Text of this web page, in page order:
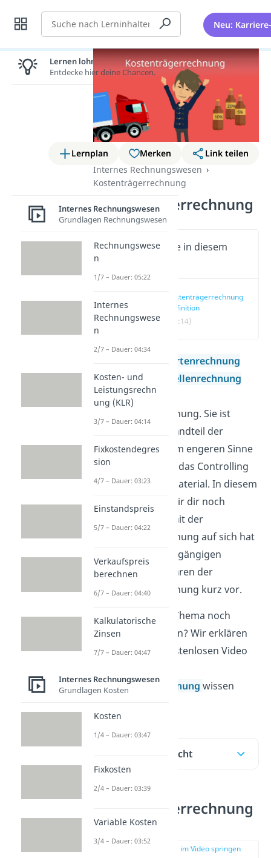
Suche Neu:
Lernplan Merken
Link teilen
Internes Rechnungswesen
Kostenträgerrechnung
Kostenträgerrechnung
Wichtige Inhalte in diesem
Kostenträgerrechnung
Definition
(00:14)
Kostenartenrechnung
und derKostenstellenrechnung
folgt nun noch die
Kostenträgerrechnung. Sie ist
ebenfalls ein Bestandteil der
Kostenrechnung im engeren Sinne
und liefert das für das Controlling
relevante Zahlenmaterial. In diesem
Beitrag erklären wir dir noch
genauer, was es mit der
Kostenträgerrechnung auf sich hat
und stellen dir die gängigen
Kalkulationsverfahren der
Kostenträgerrechnung kurz vor.
Du möchtest das Thema noch
schneller verstehen? Wir erklären
dir in unserem kostenlosen Video
Kostenträgerrechnung wissen
Inhaltsübersicht
Kostenträgerrechnung
Definition
zur Stelle im Video springen
Lernen lohnt sich!
Entdecke hier deine Chancen.
Internes Rechnungswesen
Grundlagen Rechnungswesen
Rechnungswese
n
1/7 – Dauer: 05:22
Internes
Rechnungswese
n
2/7 – Dauer: 04:34
Kosten- und
Leistungsrechn
ung (KLR)
3/7 – Dauer: 04:14
Fixkostendegres
sion
4/7 – Dauer: 03:23
Einstandspreis
5/7 – Dauer: 04:22
Verkaufspreis
berechnen
6/7 – Dauer: 04:40
Kalkulatorische
Zinsen
7/7 – Dauer: 04:47
Internes Rechnungswesen
Grundlagen Kosten
Kosten
1/4 – Dauer: 03:47
Fixkosten
2/4 – Dauer: 03:39
Variable Kosten
3/4 – Dauer: 03:52